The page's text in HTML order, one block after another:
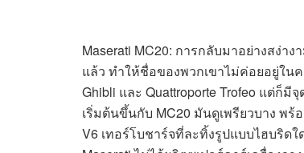
Maserati MC20: การกลับมาอย่างสง่า
แล้ว ทำให้ชื่อของพวกเขาไม่ค่อยอยู่ใน
Ghibli และ Quattroporte Trofeo แต่ก็
เริ่มต้นขึ้นกับ MC20 มันดูเพรียวบาง พ
V6 เทอร์โบชาร์จที่ละทิ้งรูปแบบไฮบริ